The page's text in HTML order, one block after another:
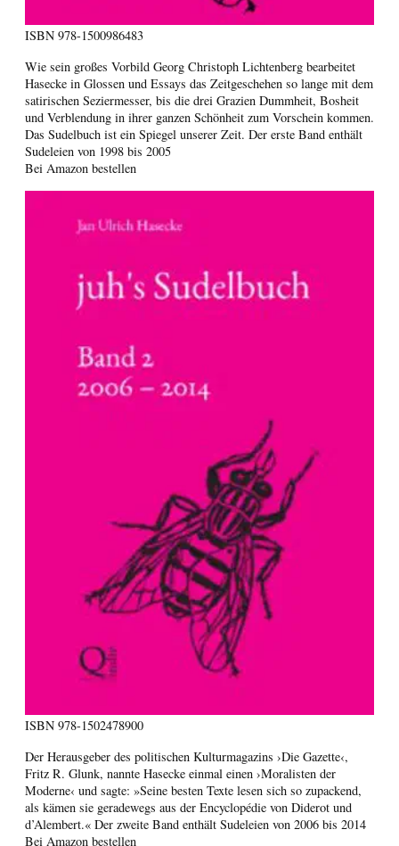
ISBN 978-1500986483
Wie sein großes Vorbild Georg Christoph Lichtenberg bearbeitet
Hasecke in Glossen und Essays das Zeitgeschehen so lange mit dem
satirischen Seziermesser, bis die drei Grazien Dummheit, Bosheit
und Verblendung in ihrer ganzen Schönheit zum Vorschein kommen.
Das Sudelbuch ist ein Spiegel unserer Zeit. Der erste Band enthält
Sudeleien von 1998 bis 2005
Bei Amazon bestellen
ISBN 978-1502478900
Der Herausgeber des politischen Kulturmagazins ›Die Gazette‹,
Fritz R. Glunk, nannte Hasecke einmal einen ›Moralisten der
Moderne‹ und sagte: »Seine besten Texte lesen sich so zupackend,
als kämen sie geradewegs aus der Encyclopédie von Diderot und
d’Alembert.« Der zweite Band enthält Sudeleien von 2006 bis 2014
Bei Amazon bestellen